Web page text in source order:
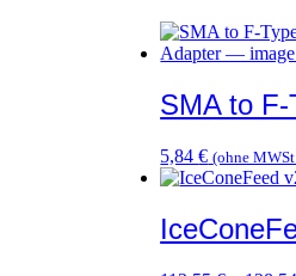
SMA to
5,84€ (ohne